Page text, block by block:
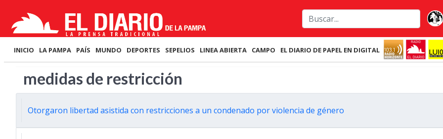
INICIO LA PAMPA PAÍS MUNDO DEPORTES SEPELIOS LINEA ABIERTA CAMPO EL DIARIO DE PAPEL EN DIGITAL
medidas de restricción
Otorgaron libertad asistida con restricciones a un condenado por violencia de género